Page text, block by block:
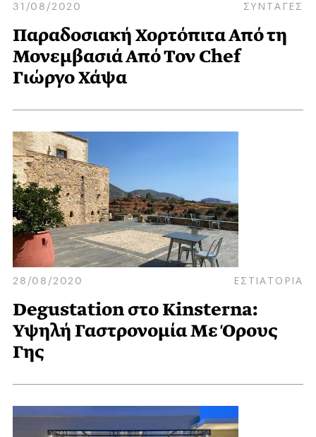
31/08/2020 ΣΥΝΤΑΓΕΣ
Παραδοσιακή Χορτόπιτα Από τη
Μονεμβασιά Από Τον Chef
Γιώργο Χάψα
28/08/2020 ΕΣΤΙΑΤΟΡΙΑ
Degustation στο Kinsterna:
Υψηλή Γαστρονομία Με Όρους
Γης